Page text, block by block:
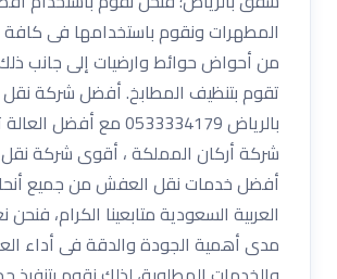
المطهرات ونقوم باستخدامها فى كافة
من أحواض حوائط وارضيات إلى جانب
تقوم بتنظيف المطابخ. أفضل شركة
بالرياض 0533334179 مع
شركة أركان المملكة ، أقوى شركة
أفضل خدمات نقل العفش من جميع
العربية السعودية متابعينا الكرام، فنحن
مدى أهمية الجودة والدقة فى أداء